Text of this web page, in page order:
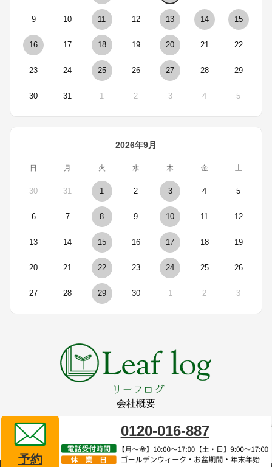
予約
0120-016-887
9 10 11 12 13 14 15
16 17 18 19 20 21 22
23 24 25 26 27 28 29
30 31 1 2 3 4 5
2026年9月
日 月 火 水 木 金 土
30 31 1 2 3 4 5
6 7 8 9 10 11 12
13 14 15 16 17 18 19
20 21 22 23 24 25 26
27 28 29 30 1 2 3
会社概要
リーフログ販売代理店
タイプレイス株式会社